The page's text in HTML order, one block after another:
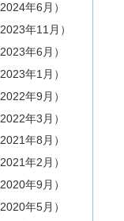
年6月）
年11月）
年6月）
年1月）
年9月）
年3月）
年8月）
年2月）
年9月）
年5月）